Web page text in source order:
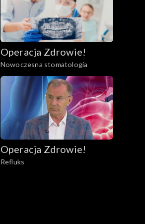
Operacja Zdrowie!
Nowoczesna stomatologia
Operacja Zdrowie!
Refluks